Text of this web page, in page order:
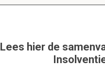
Lees hier de